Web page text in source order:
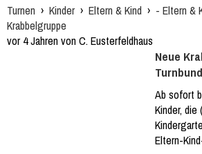
Turnen › Kinder › Eltern & Kind › - Eltern &
Krabbelgruppe
vor 4 Jahren von C. Eusterfeldhaus
Neue
Turnbund
Ab sofort
Kinder,
Eltern-